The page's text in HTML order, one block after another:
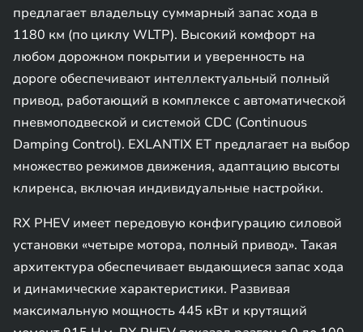
предлагает владельцу суммарный запас хода в
1180 км (по циклу WLTP). Высокий комфорт на
любом дорожном покрытии и уверенность на
дороге обеспечивают интеллектуальный полный
привод, работающий в комплексе с автоматической
пневмоподвеской и системой CDC (Continuous
Damping Control). EXLANTIX ET предлагает на выбор
множество режимов движения, адаптацию высоты
клиренса, включая индивидуальные настройки.
RX PHEV имеет передовую конфигурацию силовой
установки «четыре мотора, полный привод». Такая
архитектура обеспечивает выдающиеся запас хода
и динамические характеристики. Развивая
максимальную мощность 445 кВт и крутящий